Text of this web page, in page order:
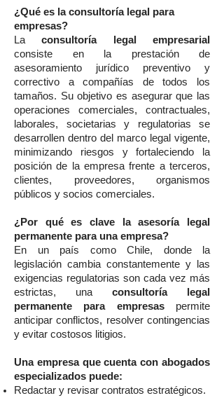
¿Qué es la consultoría legal para
empresas?
Laconsultoría legal empresarial
consiste en la prestación de
asesoramiento jurídico preventivo y
correctivo a compañías de todos los
tamaños. Su objetivo es asegurar que las
operaciones comerciales, contractuales,
laborales, societarias y regulatorias se
desarrollen dentro del marco legal vigente,
minimizando riesgos y fortaleciendo la
posición de la empresa frente a terceros,
clientes, proveedores, organismos
públicos y socios comerciales.
¿Por qué es clave la asesoría legal
permanente para una empresa?
En un país como Chile, donde la
legislación cambia constantemente y las
exigencias regulatorias son cada vez más
estrictas, una consultoría legal
permanente para empresaspermite
anticipar conflictos, resolver contingencias
y evitar costosos litigios.
Una empresa que cuenta con abogados
especializados puede:
Redactar y revisar contratos estratégicos.